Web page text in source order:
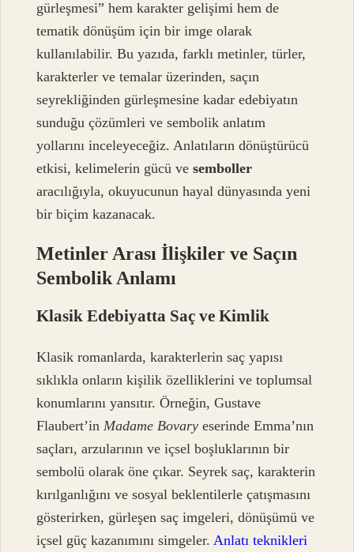
gürleşmesi” hem karakter gelişimi hem de
tematik dönüşüm için bir imge olarak
kullanılabilir. Bu yazıda, farklı metinler, türler,
karakterler ve temalar üzerinden, saçın
seyrekliğinden gürleşmesine kadar edebiyatın
sunduğu çözümleri ve sembolik anlatım
yollarını inceleyeceğiz. Anlatıların dönüştürücü
etkisi, kelimelerin gücü vesemboller
aracılığıyla, okuyucunun hayal dünyasında yeni
bir biçim kazanacak.
Metinler Arası İlişkiler ve Saçın
Sembolik Anlamı
Klasik Edebiyatta Saç ve Kimlik
Klasik romanlarda, karakterlerin saç yapısı
sıklıkla onların kişilik özelliklerini ve toplumsal
konumlarını yansıtır. Örneğin, Gustave
Flaubert’in Madame Bovary eserinde Emma’nın
saçları, arzularının ve içsel boşluklarının bir
sembolü olarak öne çıkar. Seyrek saç, karakterin
kırılganlığını ve sosyal beklentilerle çatışmasını
gösterirken, gürleşen saç imgeleri, dönüşümü ve
içsel güç kazanımını simgeler. Anlatı teknikleri